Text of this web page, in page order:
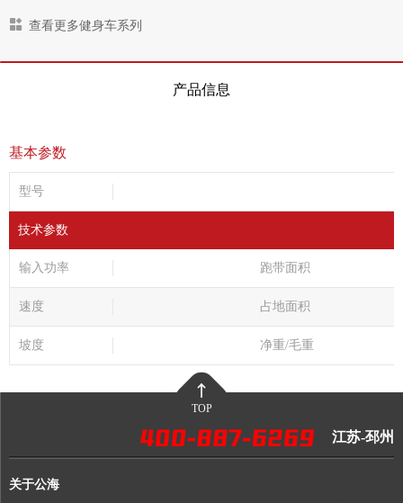
查看更多健身车系列
产品信息
基本参数
型号
技术参数
输入功率 跑带面积
速度 占地面积
坡度 净重/毛重
TOP
江苏-邳州
关于公海